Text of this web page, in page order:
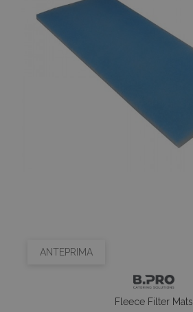
ANTEPRIMA
Fleece Filter Mats